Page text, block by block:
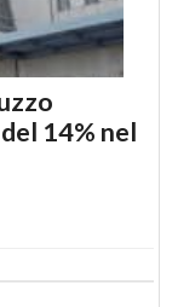
14% nel